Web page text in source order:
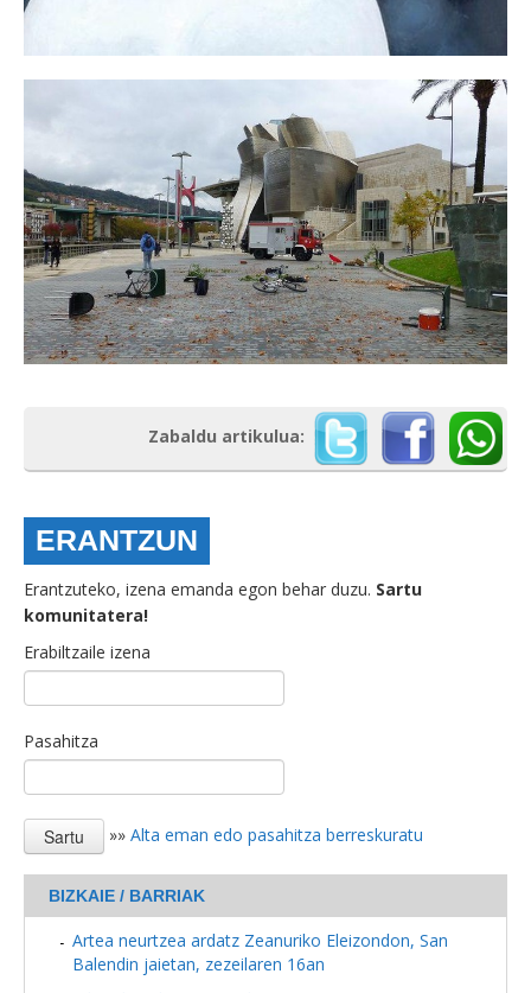
Zabaldu artikulua:
ERANTZUN
Erantzuteko, izena emanda egon behar duzu. Sartu
komunitatera!
Erabiltzaile izena
Pasahitza
»» Alta eman edo pasahitza berreskuratu
BIZKAIE / BARRIAK
Artea neurtzea ardatz Zeanuriko Eleizondon, San
Balendin jaietan, zezeilaren 16an